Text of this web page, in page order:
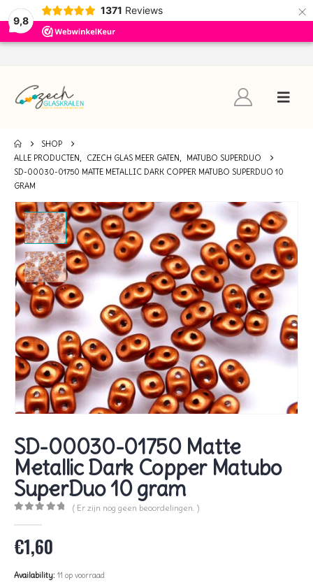
9,8
1371 Reviews ×
SHOP
ALLE PRODUCTEN, CZECH GLAS MEER GATEN,
MATUBO SUPERDUO
SD-00030-01750 MATTE METALLIC DARK COPPER MATUBO SUPERDUO 10
GRAM
SD-00030-01750 Matte
Metallic Dark Copper Matubo
SuperDuo 10 gram
( Er zijn nog geen beoordelingen. )
€1,60
Availability: 11 op voorraad